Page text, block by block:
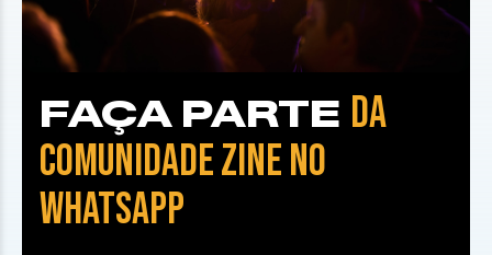
FAÇA PARTE DA
COMUNIDADE ZINE NO
WHATSAPP